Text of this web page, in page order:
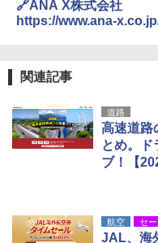
🔗ANA X株式会社
https://www.ana-
関連記事
道路
高速道路
とめ。ド
ブ！【
航空 セ
JAL、海